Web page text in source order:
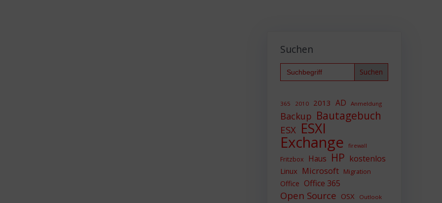
Suchen
Search
for:
365 2010 2013 AD Anmeldung
Backup Bautagebuch
ESX ESXI
Exchange firewall
Fritzbox Haus HP kostenlos
Linux Microsoft Migration
Office Office 365
Open Source OSX Outlook